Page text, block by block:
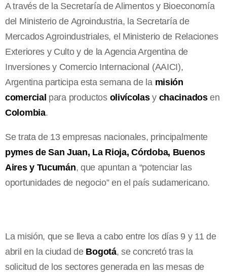
A través de la Secretaría de Alimentos y Bioeconomía
del Ministerio de Agroindustria, la Secretaría de
Mercados Agroindustriales, el Ministerio de Relaciones
Exteriores y Culto y de la Agencia Argentina de
Inversiones y Comercio Internacional (AAICI),
Argentina participa esta semana de la misión
comercial para productos olivícolasychacinadosen
Colombia.
Se trata de 13 empresas nacionales, principalmente
pymes de San Juan, La Rioja, Córdoba, Buenos
Aires y Tucumán, que apuntan a “potenciar las
oportunidades de negocio” en el país sudamericano.
La misión, que se lleva a cabo entre los días 9 y 11 de
abril en la ciudad de Bogotá, se concretó tras la
solicitud de los sectores generada en las mesas de